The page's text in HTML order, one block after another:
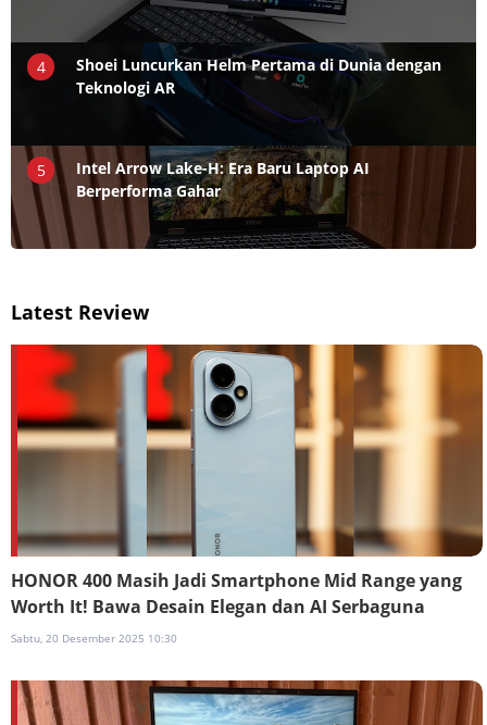
4
Shoei Luncurkan Helm Pertama di Dunia dengan
Teknologi AR
5
Intel Arrow Lake-H: Era Baru Laptop AI
Berperforma Gahar
Latest Review
HONOR 400 Masih Jadi Smartphone Mid Range yang
Worth It! Bawa Desain Elegan dan AI Serbaguna
Sabtu, 20 Desember 2025 10:30